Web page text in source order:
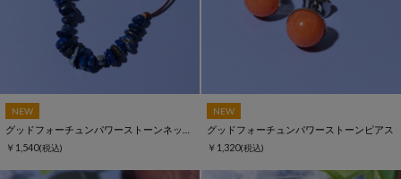
NEW
￥1,540(税込)
NEW
グッドフォーチュンパワーストーンピアス
￥1,320(税込)